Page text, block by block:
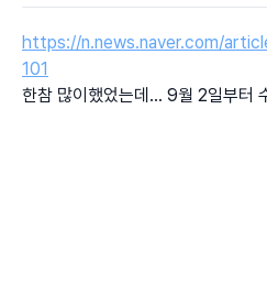
https://n.news.naver.com/
101
한참 많이했었는데... 9월 2일부터